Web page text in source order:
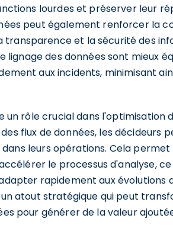
lourdes et préserver leur
peut également renforcer la
et la sécurité des
lignage des données sont mieux
aux incidents, minimisant
un rôle crucial dans l'optimisation
flux de données, les décideurs
leurs opérations. Cela
le processus d'analyse,
rapidement aux évolutions
atout stratégique qui peut
pour générer de la valeur